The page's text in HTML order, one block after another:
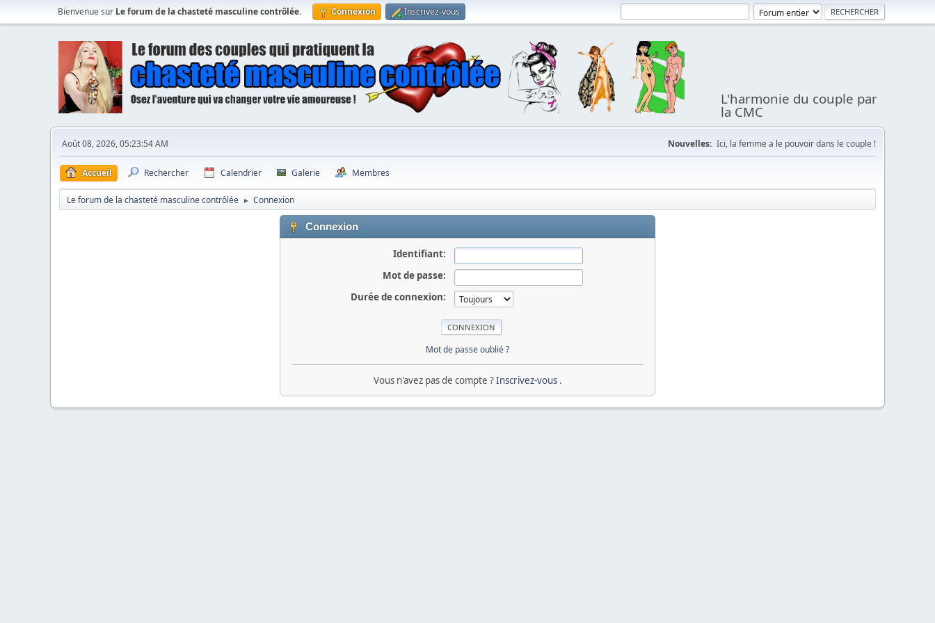
Bienvenue sur Le forum de la chasteté masculine contrôlée. Connexion Inscrivez-vous
L'harmonie du couple par
la CMC
Août 08, 2026, 05:23:54 AM Nouvelles: Ici, la femme a le pouvoir dans le couple !
Accueil Rechercher Calendrier Galerie Membres
Le forum de la chasteté masculine contrôlée ► Connexion
Connexion
Identifiant:
Mot de passe:
Durée de connexion:
Mot de passe oublié ?
Vous n'avez pas de compte ?Inscrivez-vous .